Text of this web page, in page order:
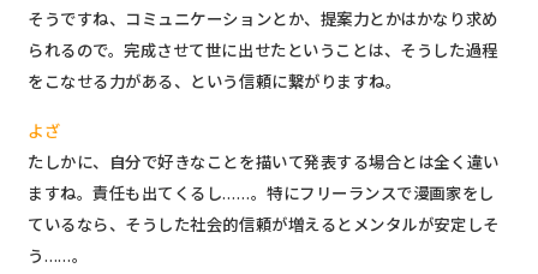
そうですね、コミュニケーションとか、提案力とかはかなり求め
られるので。完成させて世に出せたということは、そうした過程
をこなせる力がある、という信頼に繋がりますね。
よざ
たしかに、自分で好きなことを描いて発表する場合とは全く違い
ますね。責任も出てくるし……。特にフリーランスで漫画家をし
ているなら、そうした社会的信頼が増えるとメンタルが安定しそ
う……。